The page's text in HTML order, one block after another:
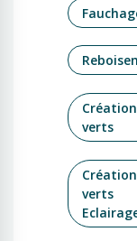
verts
verts